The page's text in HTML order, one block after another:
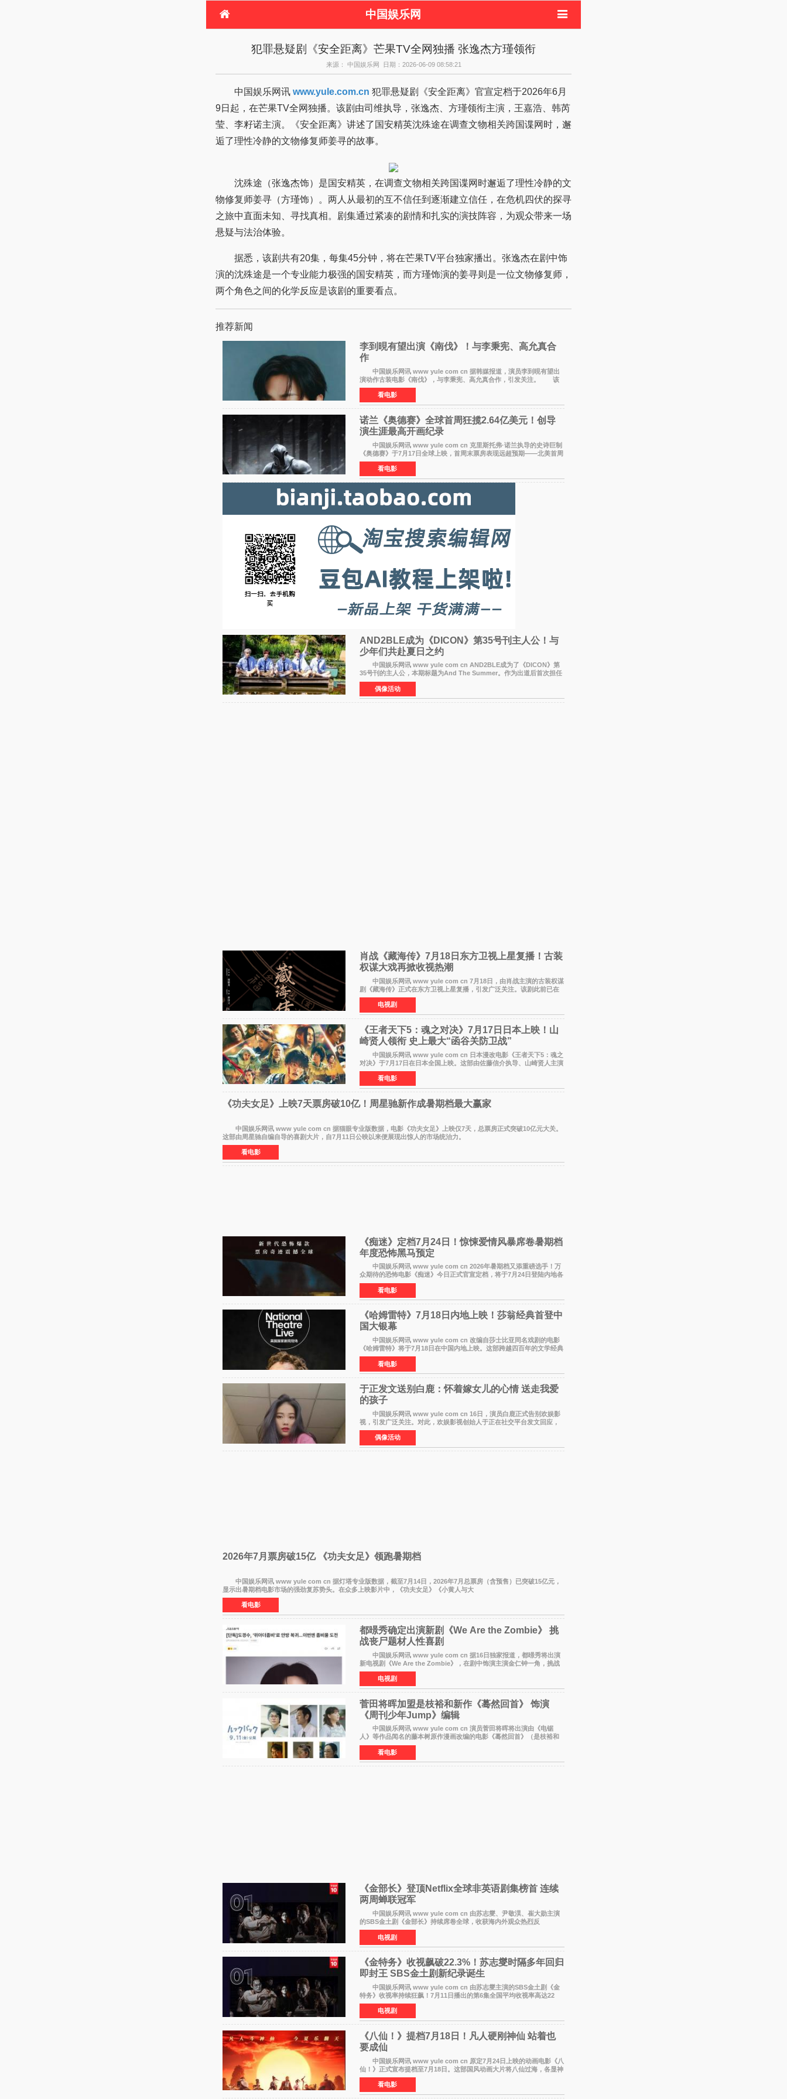
中国娱乐网
电视剧
演唱会 综艺节目
偶像活动
犯罪悬疑剧《安全距离》芒果TV全网独播 张逸杰方瑾领衔
来源： 中国娱乐网 日期：2026-06-09 08:58:21
中国娱乐网讯 www.yule.com.cn
9日起，在芒果TV全网独播。该剧由司维执导，张逸杰、方瑾领衔主演，王嘉浩、韩芮
莹、李籽诺主演。《安全距离》讲述了国安精英沈殊途在调查文物相关跨国谍网时，邂
逅了理性冷静的文物修复师姜寻的故事。
沈殊途（张逸杰饰）是国安精英，在调查文物相关跨国谍网时邂逅了理性冷静的文
物修复师姜寻（方瑾饰）。两人从最初的互不信任到逐渐建立信任，在危机四伏的探寻
之旅中直面未知、寻找真相。剧集通过紧凑的剧情和扎实的演技阵容，为观众带来一场
悬疑与法治体验。
据悉，该剧共有20集，每集45分钟，将在芒果TV平台独家播出。张逸杰在剧中饰
演的沈殊途是一个专业能力极强的国安精英，而方瑾饰演的姜寻则是一位文物修复师，
两个角色之间的化学反应是该剧的重要看点。
推荐新闻
李到晛有望出演《南伐》！与李秉宪、高允真合
作
中国娱乐网讯 www yule com cn 据韩媒报道，演员李到晛有望出
演动作古装电影《南伐》，与李秉宪、高允真合作，引发关注。 该
片为动作古装片，讲述朝鲜初期，为了解救被倭寇绑走的俘虏，9
看电影
诺兰《奥德赛》全球首周狂揽2.64亿美元！创导
演生涯最高开画纪录
中国娱乐网讯 www yule com cn 克里斯托弗·诺兰执导的史诗巨制
《奥德赛》于7月17日全球上映，首周末票房表现远超预期——北美首周
三天粗报1 245亿美元（开画3919馆），全球首周2 641亿美元
看电影
AND2BLE成为《DICON》第35号刊主人公！与
少年们共赴夏日之约
中国娱乐网讯 www yule com cn AND2BLE成为了《DICON》第
35号刊的主人公，本期标题为And The Summer。作为出道后首次担任
杂志画报主角的完整体，AND2BLE用清澈的少年感与全新的夏天相遇了
偶像活动
肖战《藏海传》7月18日东方卫视上星复播！古装
权谋大戏再掀收视热潮
中国娱乐网讯 www yule com cn 7月18日，由肖战主演的古装权谋
剧《藏海传》正式在东方卫视上星复播，引发广泛关注。该剧此前已在
网络平台播出，凭借精良制作和紧凑剧情收获不俗口碑，此次上
电视剧
《王者天下5：魂之对决》7月17日日本上映！山
崎贤人领衔 史上最大“函谷关防卫战”
中国娱乐网讯 www yule com cn 日本漫改电影《王者天下5：魂之
对决》于7月17日在日本全国上映。这部由佐藤信介执导、山崎贤人主演
的历史动作片，改编自原泰久同名人气漫画，继续讲述信和漂
看电影
《功夫女足》上映7天票房破10亿！周星驰新作成暑期档最大赢家
中国娱乐网讯 www yule com cn 据猫眼专业版数据，电影《功夫女足》上映仅7天，总票房正式突破10亿元大关。
这部由周星驰自编自导的喜剧大片，自7月11日公映以来便展现出惊人的市场统治力。
看电影
《痴迷》定档7月24日！惊悚爱情风暴席卷暑期档
年度恐怖黑马预定
中国娱乐网讯 www yule com cn 2026年暑期档又添重磅选手！万
众期待的恐怖电影《痴迷》今日正式官宣定档，将于7月24日登陆内地各
大院线。这部被业内专家誉为新世代爆款恐怖电影的作品，将为
看电影
《哈姆雷特》7月18日内地上映！莎翁经典首登中
国大银幕
中国娱乐网讯 www yule com cn 改编自莎士比亚同名戏剧的电影
《哈姆雷特》将于7月18日在中国内地上映。这部跨越四百年的文学经典
被搬上大银幕，为观众带来一场视觉与听觉的双重盛宴。 《
看电影
于正发文送别白鹿：怀着嫁女儿的心情 送走我爱
的孩子
中国娱乐网讯 www yule com cn 16日，演员白鹿正式告别欢娱影
视，引发广泛关注。对此，欢娱影视创始人于正在社交平台发文回应，
字里行间流露不舍与祝福。 于正透露，以前每次有演员到期不
偶像活动
2026年7月票房破15亿 《功夫女足》领跑暑期档
中国娱乐网讯 www yule com cn 据灯塔专业版数据，截至7月14日，2026年7月总票房（含预售）已突破15亿元，
显示出暑期档电影市场的强劲复苏势头。在众多上映影片中，《功夫女足》《小黄人与大
看电影
都暻秀确定出演新剧《We Are the Zombie》 挑
战丧尸题材人性喜剧
中国娱乐网讯 www yule com cn 据16日独家报道，都暻秀将出演
新电视剧《We Are the Zombie》，在剧中饰演主演金仁钟一角，挑战
与以往丧尸题材截然不同的人性喜剧。 新剧《We Are t
电视剧
菅田将晖加盟是枝裕和新作《蓦然回首》 饰演
《周刊少年Jump》编辑
中国娱乐网讯 www yule com cn 演员菅田将晖将出演由《电锯
人》等作品闻名的藤本树原作漫画改编的电影《蓦然回首》（是枝裕和
导演）。菅田饰演的角色是初中时代两位主人公带着完成的作品前去
看电影
《金部长》登顶Netflix全球非英语剧集榜首 连续
两周蝉联冠军
中国娱乐网讯 www yule com cn 由苏志燮、尹敬淏、崔大勋主演
的SBS金土剧《金部长》持续席卷全球，收获海内外观众热烈反
响。 15日，据Netflix官方排行榜网站Tudum公布的数据，SBS金土
电视剧
《金特务》收视飙破22.3%！苏志燮时隔多年回归
即封王 SBS金土剧新纪录诞生
中国娱乐网讯 www yule com cn 由苏志燮主演的SBS金土剧《金
特务》收视率持续狂飙！7月11日播出的第6集全国平均收视率高达22
3%，瞬间最高更冲上26 4%，不仅再度刷新自身纪录，更稳坐同时段
电视剧
《八仙！》提档7月18日！凡人硬刚神仙 站着也
要成仙
中国娱乐网讯 www yule com cn 原定7月24日上映的动画电影《八
仙！》正式宣布提档至7月18日。这部国风动画大片将八仙过海，各显神
通这句刻在国人DNA里的俗语玩出了新花样——影片讲述凡人
看电影